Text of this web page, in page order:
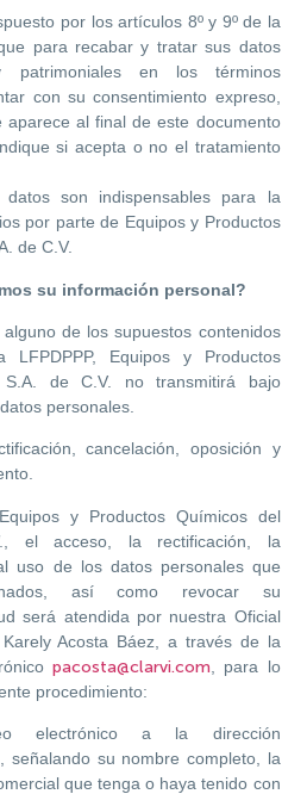
por los artículos 8º y 9º de la
para recabar y tratar sus datos
patrimoniales en los términos
con su consentimiento expreso,
al final de este documento
si acepta o no el tratamiento
son indispensables para la
por parte de Equipos y Productos
de C.V.
su información personal?
de los supuestos contenidos
Equipos y Productos
S.A. de C.V. no transmitirá bajo
personales.
cancelación, oposición y
y Productos Químicos del
el acceso, la rectificación, la
uso de los datos personales que
así como revocar su
será atendida por nuestra Oficial
Acosta Báez, a través de la
pacosta@clarvi.com , para lo
procedimiento:
electrónico a la dirección
señalando su nombre completo, la
que tenga o haya tenido con